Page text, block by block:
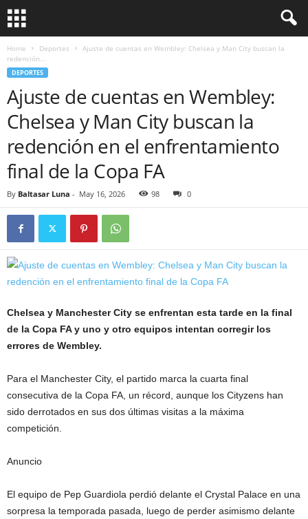
Home Deportes
Ajuste de cuentas en Wembley: Chelsea y Man City buscan la
redención...
DEPORTES
Ajuste de cuentas en Wembley:
Chelsea y Man City buscan la
redención en el enfrentamiento
final de la Copa FA
By Baltasar Luna - May 16, 2026 98 0
Chelsea y Manchester City se enfrentan esta tarde en la final
de la Copa FA y uno y otro equipos intentan corregir los
errores de Wembley.
Para el Manchester City, el partido marca la cuarta final
consecutiva de la Copa FA, un récord, aunque los Cityzens han
sido derrotados en sus dos últimas visitas a la máxima
competición.
Anuncio
El equipo de Pep Guardiola perdió delante el Crystal Palace en una
sorpresa la temporada pasada, luego de perder asimismo delante